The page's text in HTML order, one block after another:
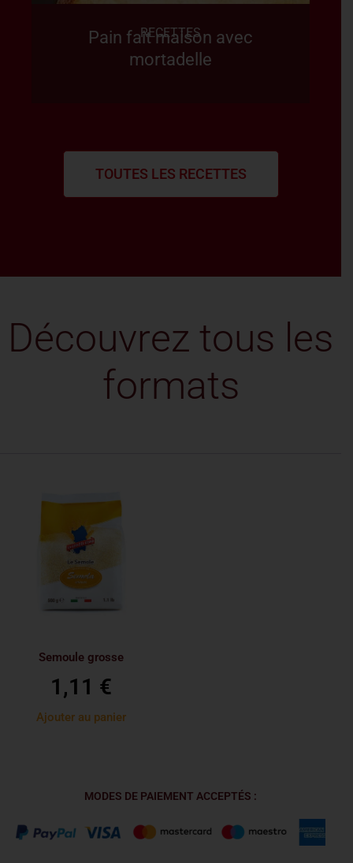
RECETTES
Pain fait maison avec
mortadelle
TOUTES LES RECETTES
Découvrez tous les
formats
Semoule grosse
1,11 €
Ajouter au panier
MODES DE PAIEMENT ACCEPTÉS :